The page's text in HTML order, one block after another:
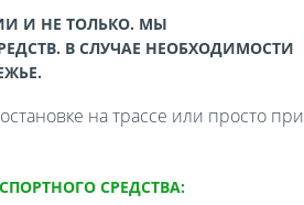
И НЕ ТОЛЬКО. МЫ
В СЛУЧАЕ НЕОБХОДИМОСТИ
на трассе или просто при
СРЕДСТВА: